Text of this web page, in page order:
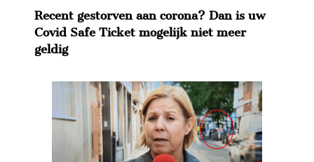
Recent gestorven aan corona? Dan is uw
Covid Safe Ticket mogelijk niet meer
geldig